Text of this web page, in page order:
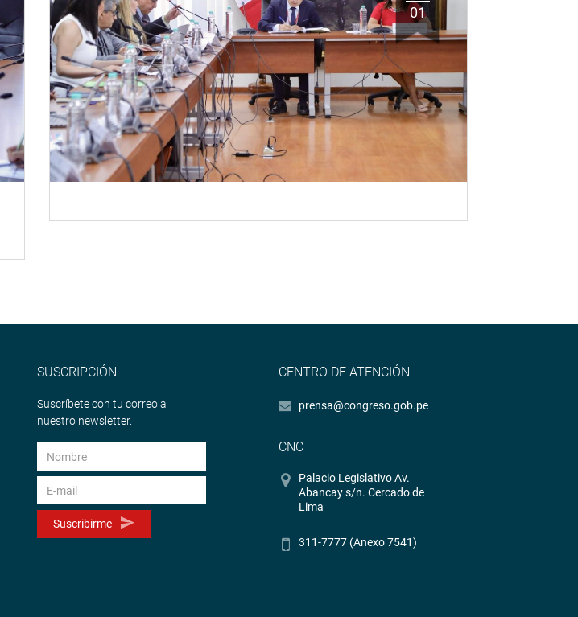
01
SUSCRIPCIÓN
Suscríbete con tu correo a
nuestro newsletter.
Suscribirme
CENTRO DE ATENCIÓN
prensa@congreso.gob.pe
CNC
Palacio Legislativo Av.
Abancay s/n. Cercado de
Lima
311-7777 (Anexo 7541)